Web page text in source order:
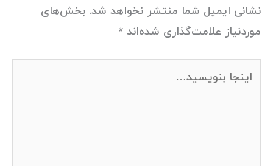
نشانی ایمیل شما منتشر نخواهد شد. بخش‌های
موردنیاز علامت‌گذاری شده‌اند *